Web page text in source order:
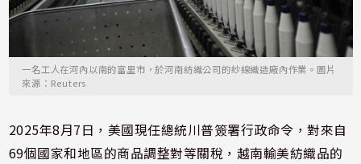
一名工人在河內以南的富里市，於河南紡織公司的紗線織造廠內作業。圖片
來源：Reuters
2025年8月7日，美國現任總統川普簽署行政命令，對來自
69個國家和地區的商品調整對等關稅，越南輸美紡織品的